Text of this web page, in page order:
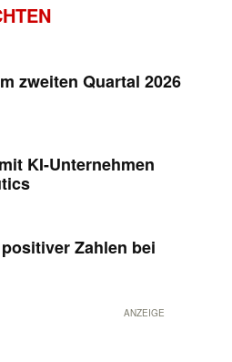
zweiten Quartal 2026
KI-Unternehmen
Zahlen bei
ANZEIGE